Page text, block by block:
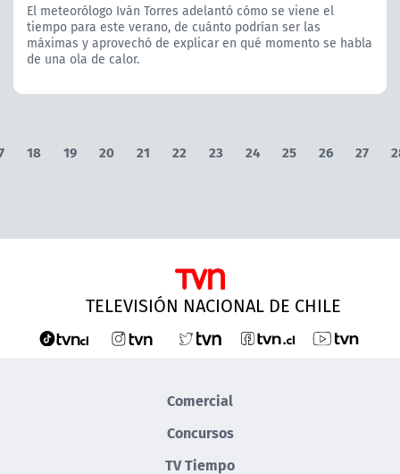
El meteorólogo Iván Torres adelantó cómo se viene el
tiempo para este verano, de cuánto podrían ser las
máximas y aprovechó de explicar en qué momento se habla
de una ola de calor.
18 19 20 21 22 23 24 25 26 27
TELEVISIÓN NACIONAL DE CHILE
Comercial
Concursos
TV Tiempo